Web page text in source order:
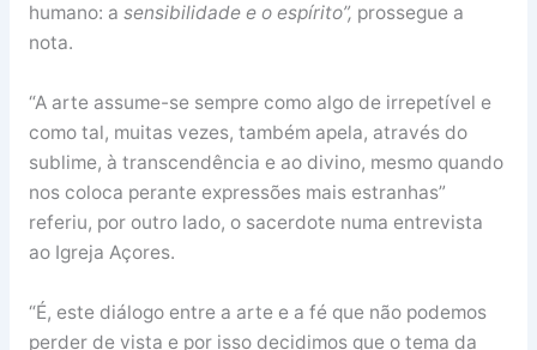
humano: a sensibilidade e o espírito”, prossegue a
nota.
“A arte assume-se sempre como algo de irrepetível e
como tal, muitas vezes, também apela, através do
sublime, à transcendência e ao divino, mesmo quando
nos coloca perante expressões mais estranhas”
referiu, por outro lado, o sacerdote numa entrevista
ao Igreja Açores.
“É, este diálogo entre a arte e a fé que não podemos
perder de vista e por isso decidimos que o tema da